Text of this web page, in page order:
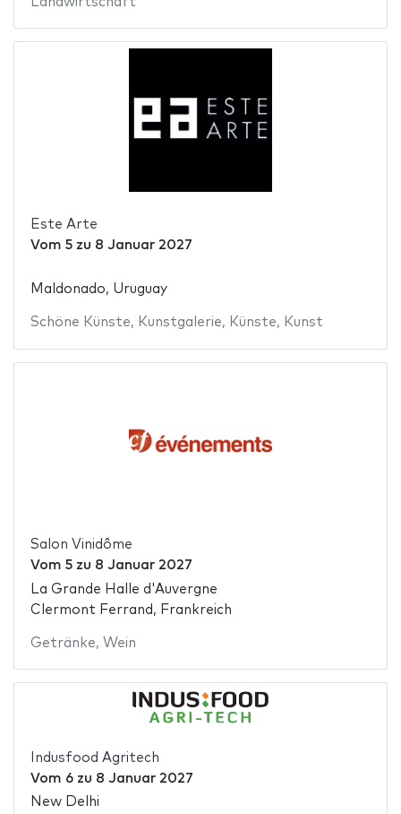
Este Arte
Vom 5zu 8 Januar 2027
Maldonado, Uruguay
Schöne Künste, Kunstgalerie, Künste, Kunst
Salon Vinidôme
Vom 5zu 8 Januar 2027
La Grande Halle d'Auvergne
Clermont Ferrand, Frankreich
Getränke, Wein
Indusfood Agritech
Vom 6zu 8 Januar 2027
New Delhi